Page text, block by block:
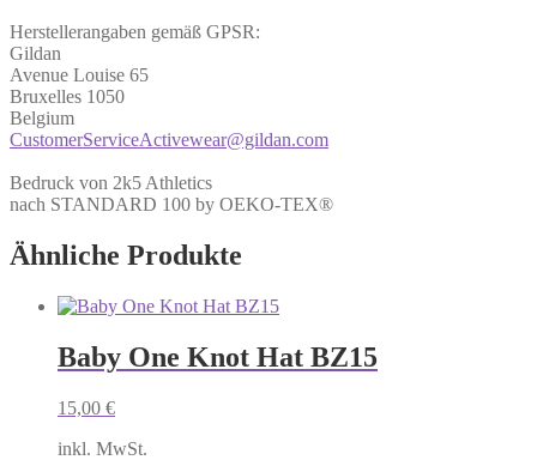
Herstellerangaben gemäß GPSR:
Gildan
Avenue Louise 65
Bruxelles 1050
Belgium
CustomerServiceActivewear@gildan.com
Bedruck von 2k5 Athletics
nach STANDARD 100 by OEKO-TEX®
Ähnliche Produkte
Baby One Knot Hat BZ15
15,00 €
inkl. MwSt.